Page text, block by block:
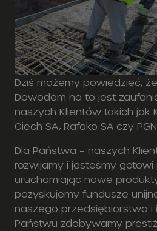
Dziś możemy powiedzieć,
Dowodem na to jest
naszych Klientów takich jak
Ciech SA, Rafako SA czy
Dla Państwa – naszych
rozwijamy i jesteśmy
uruchamiając nowe
pozyskujemy fundusze
naszego przedsiębiorstwa i
Państwu zdobywamy